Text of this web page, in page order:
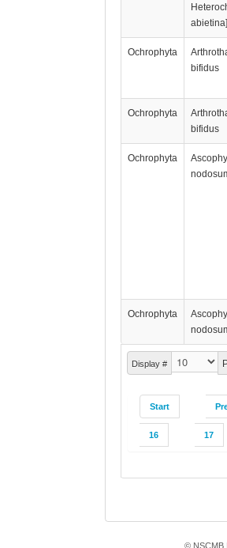
Display #
Start
16 17
Ochrophyta
bifidus
Ochrophyta
bifidus
Ochrophyta
Ochrophyta
© NSCMB